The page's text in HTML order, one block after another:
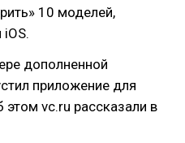
10 моделей,
дополненной
приложение для
vc.ru рассказали в